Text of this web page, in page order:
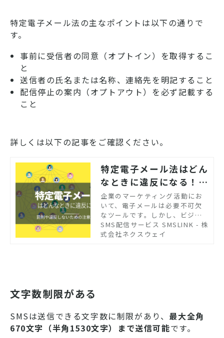
特定電子メール法の主なポイントは以下の通りで
す。
事前に受信者の同意（オプトイン）を取得するこ
と
送信者の氏名または名称、連絡先を明記すること
配信停止の案内（オプトアウト）を必ず記載する
こと
詳しくは以下の記事をご確認ください。
特定電子メール法はどん
なときに違反になる！？
罰則や違反しないための
注意点を解説
企業のマーケティング活動にお
いて、電子メールは必要不可欠
なツールです。しかし、ビジネ
スで電子メールを使用するため
には、特定電子メール法で定め
SMS配信サービス SMSLINK - 株
式会社ネクスウェイ
文字数制限がある
SMSは送信できる文字数に制限があり、 最大全角
670文字（半角1530文字）まで送信可能です。